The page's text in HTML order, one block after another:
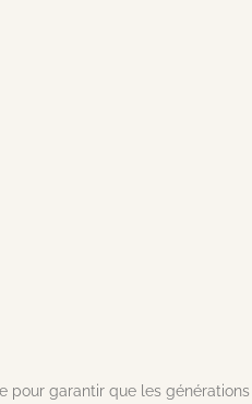
pour garantir que les